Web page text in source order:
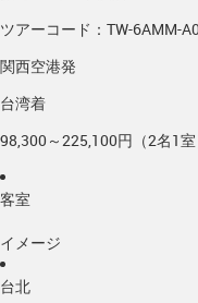
ツアーコード：TW-6AMM-
関西空港発
台湾着
98,300～225,100円（2名1室
客室
イメージ
台北